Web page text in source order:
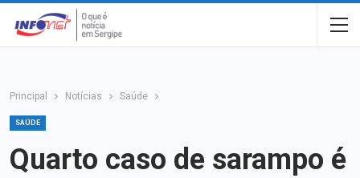
Principal Notícias Saúde
SAÚDE
Quarto caso de sarampo é